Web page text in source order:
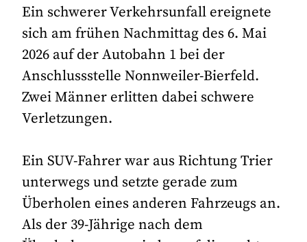
Ein schwerer Verkehrsunfall ereignete
sich am frühen Nachmittag des 6. Mai
2026 auf der Autobahn 1 bei der
Anschlussstelle Nonnweiler-Bierfeld.
Zwei Männer erlitten dabei schwere
Verletzungen.
Ein SUV-Fahrer war aus Richtung Trier
unterwegs und setzte gerade zum
Überholen eines anderen Fahrzeugs an.
Als der 39-Jährige nach dem